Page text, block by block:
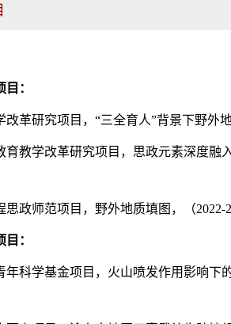
：
改革研究项目，“三全育人”背景下野外
育教学改革研究项目，思政元素深度
政师范项目，野外地质填图，（2022-
：
年科学基金项目，火山喷发作用影响